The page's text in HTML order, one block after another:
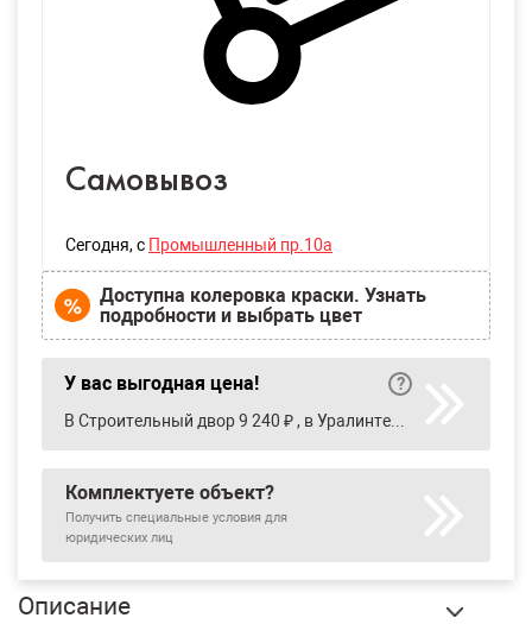
Самовывоз
Сегодня, с Промышленный пр.10а
Доступна колеровка краски. Узнать
подробности и выбрать цвет
У вас выгодная цена!
Комплектуете объект?
Получить специальные условия для
юридических лиц
Описание